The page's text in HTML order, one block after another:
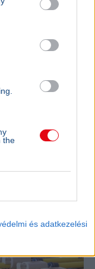
the
és adatkezelési
elkerülhető
hogy ők a
48 milliós